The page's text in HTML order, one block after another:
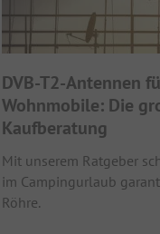
DVB-T2-Antennen
Wohnmobile: Die
Kaufberatung
Mit unserem Ratgeber
im Campingurlaub
Röhre.